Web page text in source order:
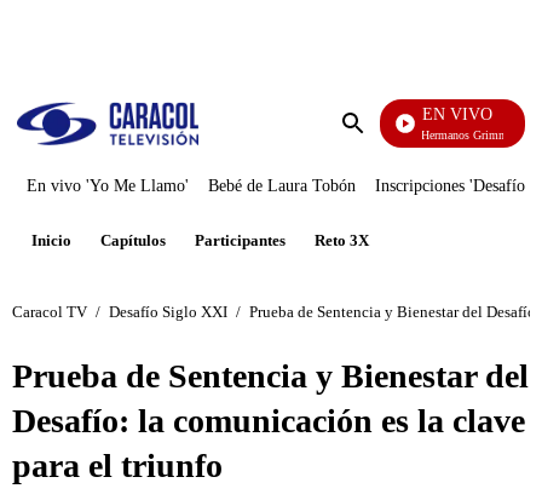
Enviar
EN VIVO
Cuentos De Los Hermanos Grimm
En vivo 'Yo Me Llamo' Bebé de Laura Tobón Inscripciones 'Desafío'
Inicio Capítulos Participantes Reto 3X
Caracol TV / Desafío Siglo XXI / Prueba de Sentencia y Bienestar del
Prueba de Sentencia y Bienestar del
Desafío: la comunicación es la clave
para el triunfo